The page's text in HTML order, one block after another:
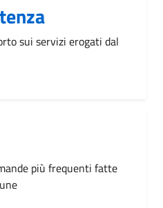
sui servizi erogati dal
più frequenti fatte